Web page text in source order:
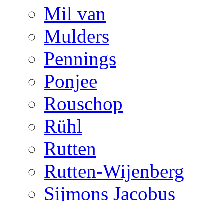
Mil van
Mulders
Pennings
Ponjee
Rouschop
Rühl
Rutten
Rutten-Wijenberg
Sijmons Jacobus